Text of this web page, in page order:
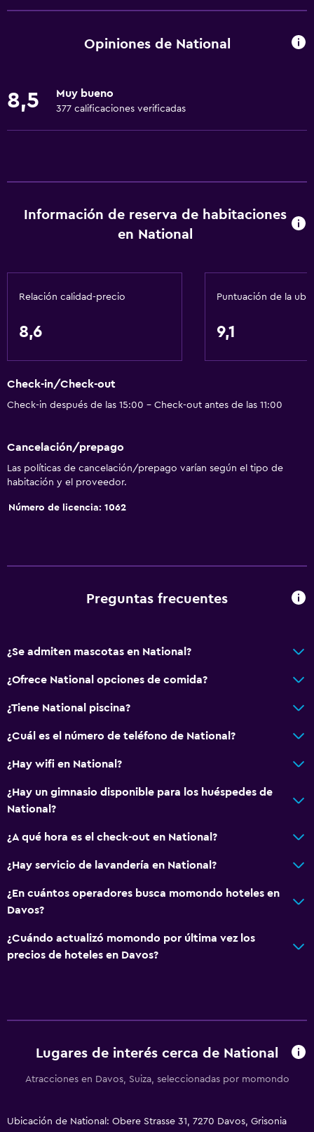
Wifi gratis
Toallas
Calefacción
Servicio de despertador
Caja fuerte
Instalaciones para reuniones
Boletos de transporte público
Mostrador de información turística
General
Habitaciones familiares
Posibilidad de habitaciones conectadas
Sofá
Teléfono
Alfombrado
Vista a la montaña
Espacio de almacenamiento
Accesibilidad y adecuación
Mascotas permitidas bajo consulta (pueden aplicar cargos
Ascensor disponible
Habitación hipoalergénica
Opiniones de National
8,5 Muy bueno
377 calificaciones verificadas
Información de reserva de habitaciones
en National
Relación calidad-precio
8,6
Puntuación de la
9,1
Check-in/Check-out
Check-in después de las 15:00 - Check-out antes de las 11:00
Cancelación/prepago
Las políticas de cancelación/prepago varían según el tipo de
habitación y el proveedor.
Número de licencia: 1062
Preguntas frecuentes
¿Se admiten mascotas en National?
¿Ofrece National opciones de comida?
¿Tiene National piscina?
¿Cuál es el número de teléfono de National?
¿Hay wifi en National?
¿Hay un gimnasio disponible para los huéspedes de
National?
¿A qué hora es el check-out en National?
¿Hay servicio de lavandería en National?
¿En cuántos operadores busca momondo hoteles en
Davos?
¿Cuándo actualizó momondo por última vez los
precios de hoteles en Davos?
Lugares de interés cerca de National
Atracciones en Davos, Suiza, seleccionadas por momondo
Ubicación de National: Obere Strasse 31, 7270 Davos, Grisonia